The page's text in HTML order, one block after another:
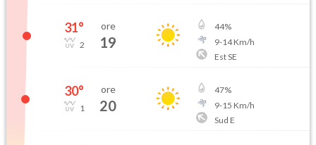
31°
2
ore
19
44%
9-14Km/h
Est SE
30°
1
ore
20
47%
9-15 Km/h
Sud E